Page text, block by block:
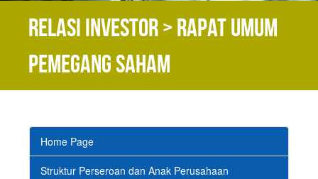
Relasi Investor > Rapat Umum
Pemegang Saham
Home Page
Struktur Perseroan dan Anak Perusahaan